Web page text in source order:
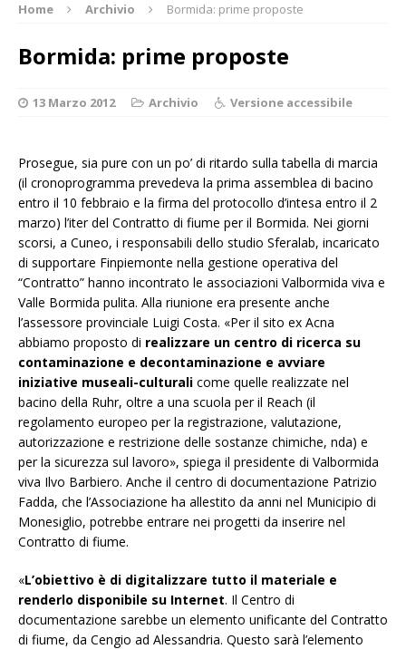
Home Archivio Bormida: prime proposte
Bormida: prime proposte
13 Marzo 2012 Archivio Versione accessibile
Prosegue, sia pure con un po’ di ritardo sulla tabella di marcia
(il cronoprogramma prevedeva la prima assemblea di bacino
entro il 10 febbraio e la firma del protocollo d’intesa entro il 2
marzo) l’iter del Contratto di fiume per il Bormida. Nei giorni
scorsi, a Cuneo, i responsabili dello studio Sferalab, incaricato
di supportare Finpiemonte nella gestione operativa del
“Contratto” hanno incontrato le associazioni Valbormida viva e
Valle Bormida pulita. Alla riunione era presente anche
l’assessore provinciale Luigi Costa. «Per il sito ex Acna
abbiamo proposto di realizzare un centro di ricerca su
contaminazione e decontaminazione e avviare
iniziative museali-culturali come quelle realizzate nel
bacino della Ruhr, oltre a una scuola per il Reach (il
regolamento europeo per la registrazione, valutazione,
autorizzazione e restrizione delle sostanze chimiche, nda) e
per la sicurezza sul lavoro», spiega il presidente di Valbormida
viva Ilvo Barbiero. Anche il centro di documentazione Patrizio
Fadda, che l’Associazione ha allestito da anni nel Municipio di
Monesiglio, potrebbe entrare nei progetti da inserire nel
Contratto di fiume.
«L’obiettivo è di digitalizzare tutto il materiale e
renderlo disponibile su Internet. Il Centro di
documentazione sarebbe un elemento unificante del Contratto
di fiume, da Cengio ad Alessandria. Questo sarà l’elemento